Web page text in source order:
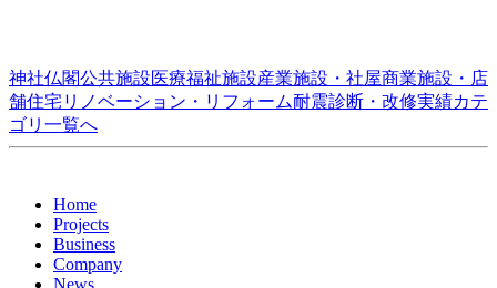
神社仏閣公共施設医療福祉施設産業施設・社屋商業施設・店
舗住宅 リノベーション・リフォーム耐震診断・改修実績カテ
ゴリ一覧へ
Home
Projects
Business
Company